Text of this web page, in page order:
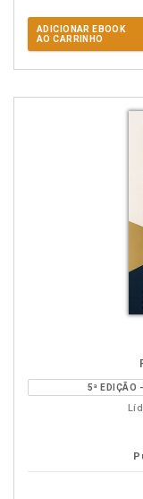
ADICIONAR EBOOK
AO CARRINHO
5ª EDIÇÃO